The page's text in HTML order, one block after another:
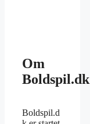
Om
Boldspil.dk
Boldspil.d